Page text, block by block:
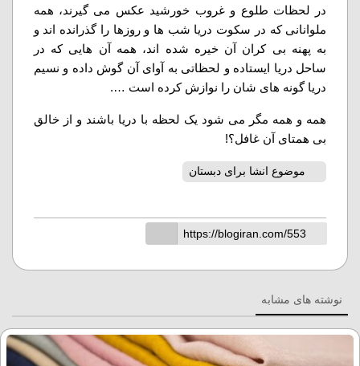
در لحظات طلوع و غروب خورشید عکس می گیرند، همه
ملوانانی که در سکوت دریا شب ها و روزها را گذرانده اند و
به پهنه بی کران آن خیره شده اند، همه آن هایی که در
ساحل دریا ایستاده و لحظاتی به آوای آن گوش داده و نسیم
دریا گونه های شان را نوازش کرده است ….
همه و همه مگر می شود یک لحظه با دریا باشند و از خالق
بی همتای آن غافل؟!
موضوع انشا برای دبستان
نوشته های مشابه